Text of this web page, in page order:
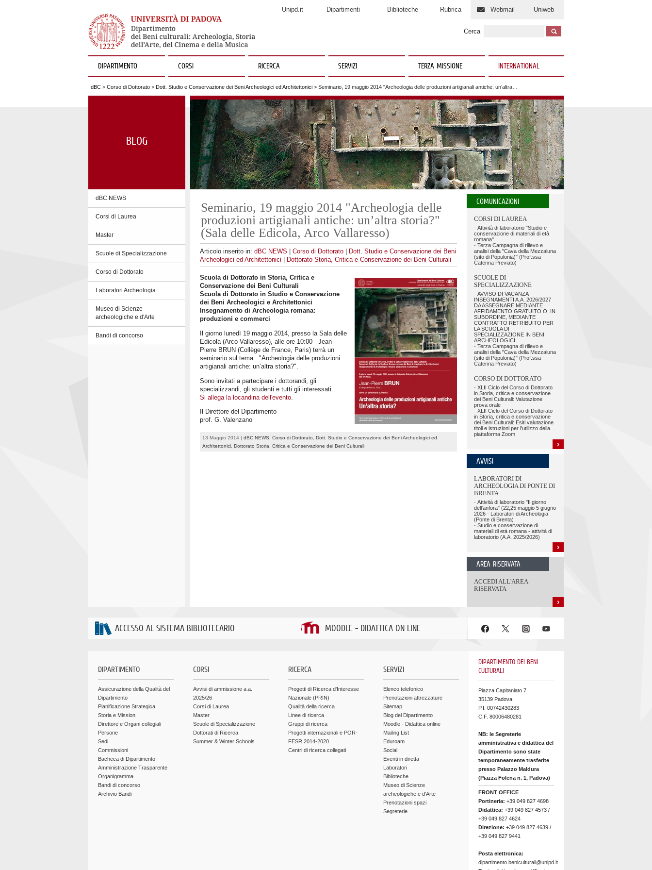
Unipd.it Dipartimenti Biblioteche Rubrica Webmail Uniweb
Cerca
DIPARTIMENTO CORSI RICERCA SERVIZI TERZA MISSIONE INTERNATIONAL
dBC > Corso di Dottorato > Dott. Studio e Conservazione dei Beni Archeologici ed Architettonici > Seminario, 19 maggio 2014 "Archeologia delle produzioni artigianali antiche: un’altra…
BLOG
dBC NEWS
Corsi di Laurea
Master
Scuole di Specializzazione
Corso di Dottorato
Laboratori Archeologia
Museo di Scienze
archeologiche e d'Arte
Bandi di concorso
Seminario, 19 maggio 2014 "Archeologia delle
produzioni artigianali antiche: un’altra storia?"
(Sala delle Edicola, Arco Vallaresso)
Articolo inserito in: dBC NEWS Corso di Dottorato
Dott. Studio e Conservazione dei Beni
Archeologici ed Architettonici
Dottorato Storia, Critica e Conservazione dei Beni Culturali
Scuola di Dottorato in Storia, Critica e
Conservazione dei Beni Culturali
Scuola di Dottorato in Studio e Conservazione
dei Beni Archeologici e Architettonici
Insegnamento di Archeologia romana:
produzioni e commerci
Il giorno lunedì 19 maggio 2014, presso la Sala delle
Edicola (Arco Vallaresso), alle ore 10:00 Jean-
Pierre BRUN (Collège de France, Paris) terrà un
seminario sul tema "Archeologia delle produzioni
artigianali antiche: un’altra storia?".
Sono invitati a partecipare i dottorandi, gli
specializzandi, gli studenti e tutti gli interessati.
Si allega la locandina dell'evento
Il Direttore del Dipartimento
prof. G. Valenzano
13 Maggio 2014 | dBC NEWS Corso di Dottorato
Dott. Studio e Conservazione dei Beni Archeologici ed
Architettonici Dottorato Storia, Critica e Conservazione dei Beni Culturali
COMUNICAZIONI
CORSI DI LAUREA
- Attività di laboratorio "Studio e
conservazione di materiali di età
romana"
- Terza Campagna di rilievo e
analisi della "Cava della Mezzaluna
(sito di Populonia)" (Prof.ssa
Caterina Previato)
SCUOLE DI
SPECIALIZZAZIONE
- AVVISO DI VACANZA
INSEGNAMENTI A.A. 2026/2027
DA ASSEGNARE MEDIANTE
AFFIDAMENTO GRATUITO O, IN
SUBORDINE, MEDIANTE
CONTRATTO RETRIBUITO PER
LA SCUOLA DI
SPECIALIZZAZIONE IN BENI
ARCHEOLOGICI
- Terza Campagna di rilievo e
analisi della "Cava della Mezzaluna
(sito di Populonia)" (Prof.ssa
Caterina Previato)
CORSO DI DOTTORATO
- XLII Ciclo del Corso di Dottorato
in Storia, critica e conservazione
dei Beni Culturali: Valutazione
prova orale
- XLII Ciclo del Corso di Dottorato
in Storia, critica e conservazione
dei Beni Culturali: Esiti valutazione
titoli e istruzioni per l'utilizzo della
piattaforma Zoom
AVVISI
LABORATORI DI
ARCHEOLOGIA DI PONTE DI
BRENTA
- Attività di laboratorio "Il giorno
dell'anfora" (22,25 maggio 5 giugno
2026 - Laboratori di Archeologia
(Ponte di Brenta)
- Studio e conservazione di
materiali di età romana - attività di
laboratorio (A.A. 2025/2026)
AREA RISERVATA
ACCEDI ALL'AREA
RISERVATA
ACCESSO AL SISTEMA BIBLIOTECARIO MOODLE - DIDATTICA ON LINE
DIPARTIMENTO
Assicurazione della Qualità del
Dipartimento
Pianificazione Strategica
Storia e Mission
Direttore e Organi collegiali
Persone
Sedi
Commissioni
Bacheca di Dipartimento
Amministrazione Trasparente
Organigramma
Bandi di concorso
Archivio Bandi
CORSI
Avvisi di ammissione a.a.
2025/26
Corsi di Laurea
Master
Scuole di Specializzazione
Dottorati di Ricerca
Summer & Winter Schools
RICERCA
Progetti di Ricerca d'Interesse
Nazionale (PRIN)
Qualità della ricerca
Linee di ricerca
Gruppi di ricerca
Progetti internazionali e POR-
FESR 2014-2020
Centri di ricerca collegati
SERVIZI
Elenco telefonico
Prenotazioni attrezzature
Sitemap
Blog del Dipartimento
Moodle - Didattica online
Mailing List
Eduroam
Social
Eventi in diretta
Laboratori
Biblioteche
Museo di Scienze
archeologiche e d'Arte
Prenotazioni spazi
Segreterie
DIPARTIMENTO DEI BENI
CULTURALI
Piazza Capitaniato 7
35139 Padova
P.I. 00742430283
C.F. 80006480281
NB: le Segreterie
amministrativa e didattica del
Dipartimento sono state
temporaneamente trasferite
presso Palazzo Maldura
(Piazza Folena n. 1, Padova)
FRONT OFFICE
Portineria: +39 049 827 4698
Didattica: +39 049 827 4573 /
+39 049 827 4624
Direzione: +39 049 827 4639 /
+39 049 827 9441
Posta elettronica:
dipartimento.beniculturali@unipd.it